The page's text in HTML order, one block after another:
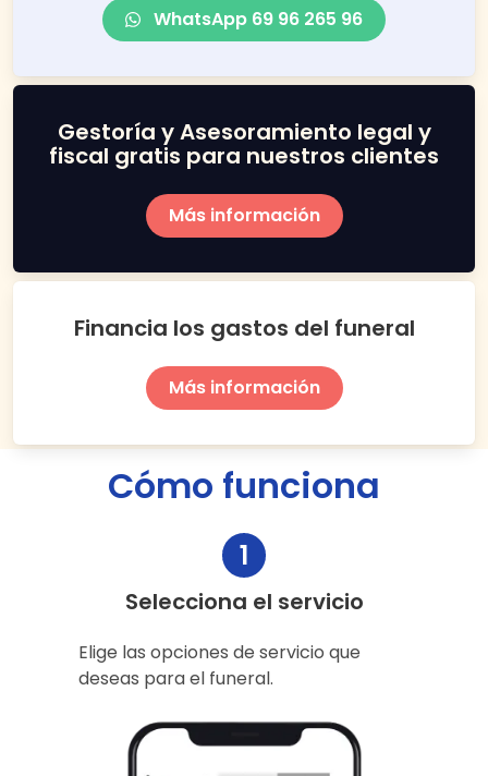
WhatsApp 69 96 265 96
Gestoría y Asesoramiento legal y
fiscal gratis para nuestros clientes
Más información
Financia los gastos del funeral
Más información
Cómo funciona
1
Selecciona el servicio
Elige las opciones de servicio que
deseas para el funeral.